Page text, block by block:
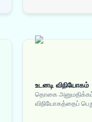
உடனடி விநியோகம்
தொகை
விநியோகத்தைப்